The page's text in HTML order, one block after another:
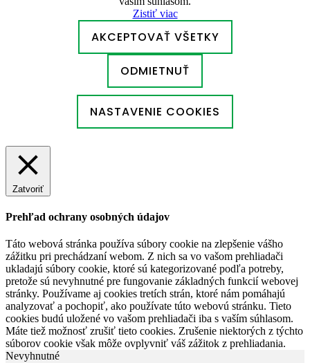
Zistiť viac
AKCEPTOVAŤ VŠETKY
ODMIETNUŤ
NASTAVENIE COOKIES
Zatvoriť
Prehľad ochrany osobných údajov
Táto webová stránka používa súbory cookie na zlepšenie vášho
zážitku pri prechádzaní webom. Z nich sa vo vašom prehliadači
ukladajú súbory cookie, ktoré sú kategorizované podľa potreby,
pretože sú nevyhnutné pre fungovanie základných funkcií webovej
stránky. Používame aj cookies tretích strán, ktoré nám pomáhajú
analyzovať a pochopiť, ako používate túto webovú stránku. Tieto
cookies budú uložené vo vašom prehliadači iba s vaším súhlasom.
Máte tiež možnosť zrušiť tieto cookies. Zrušenie niektorých z týchto
súborov cookie však môže ovplyvniť váš zážitok z prehliadania.
Nevyhnutné